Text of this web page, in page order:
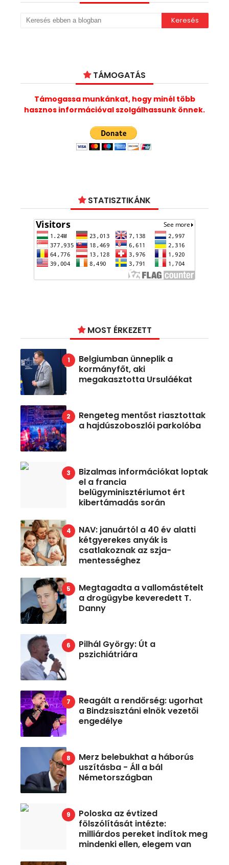
TÁMOGATÁS
Támogassa munkánkat, hogy minél több
hasznos információval szolgálhassunk önnek.
STATISZTIKÁNK
MOST ÉRKEZETT
Belgiumban ünneplik a
kormányfőt, aki
megakasztotta Ursuláékat
Rengeteg mentőst riasztottak
a hajdúszoboszlói parkolóba
Bizalmas információkat loptak
el a francia
belügyminisztériumot ért
kibertámadás során
NAV: januártól a 40 év alatti
kétgyerekes anyák is
csatlakoznak az szja-
mentességhez
Megtagadta a vallomástételt
a drogügybe keveredett T.
Danny
Pilhál György: Út a
pszichiátriára
Reagált a rendőrség: ugorhat
a Bindzsisztáni elnök vezetői
engedélye
Merz belebukhat a háborús
uszításba - Áll a bál
Németországban
Poloska az évtized
fölszólítását intézte:
milliárdos pereket indítok meg
mindenki ellen, elegem van